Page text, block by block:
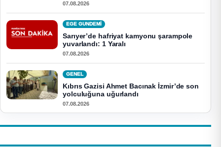
07.08.2026
EGE GUNDEMİ
Sarıyer’de hafriyat kamyonu şarampole
yuvarlandı: 1 Yaralı
07.08.2026
GENEL
Kıbrıs Gazisi Ahmet Bacınak İzmir’de son
yolculuğuna uğurlandı
07.08.2026